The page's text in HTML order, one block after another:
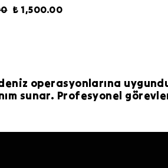
₺ 1,500.00
operasyonlarına
sunar. Profesyonel